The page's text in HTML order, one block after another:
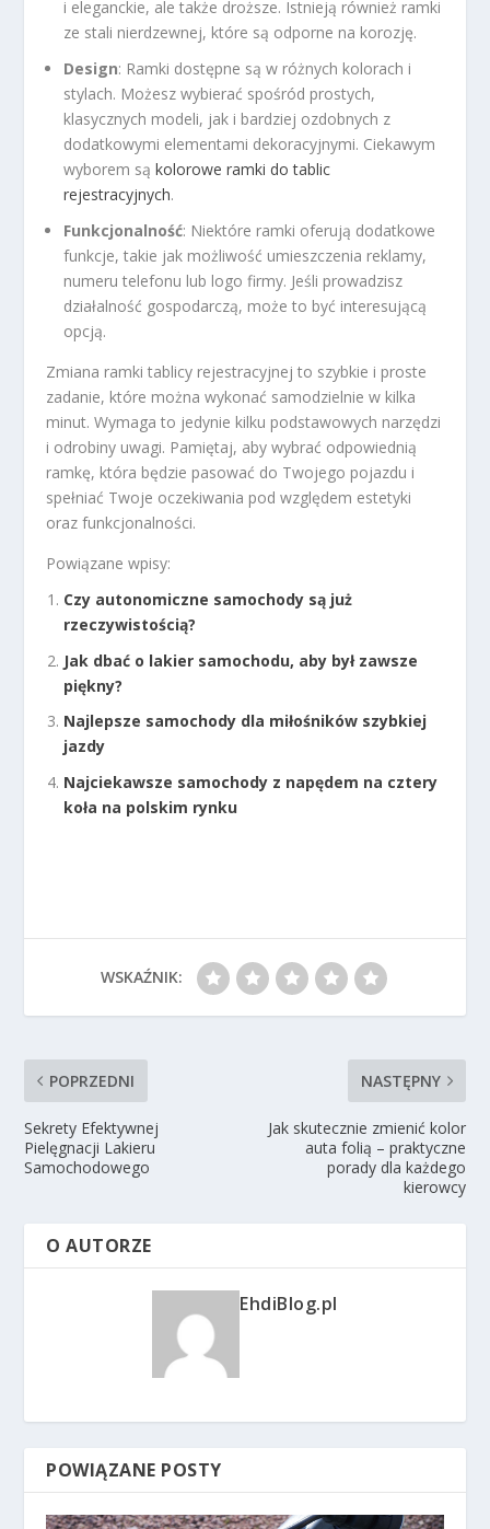
i eleganckie, ale także droższe. Istnieją również ramki
ze stali nierdzewnej, które są odporne na korozję.
Design: Ramki dostępne są w różnych kolorach i
stylach. Możesz wybierać spośród prostych,
klasycznych modeli, jak i bardziej ozdobnych z
dodatkowymi elementami dekoracyjnymi. Ciekawym
wyborem sąkolorowe ramki do tablic
rejestracyjnych.
Funkcjonalność: Niektóre ramki oferują dodatkowe
funkcje, takie jak możliwość umieszczenia reklamy,
numeru telefonu lub logo firmy. Jeśli prowadzisz
działalność gospodarczą, może to być interesującą
opcją.
Zmiana ramki tablicy rejestracyjnej to szybkie i proste
zadanie, które można wykonać samodzielnie w kilka
minut. Wymaga to jedynie kilku podstawowych narzędzi
i odrobiny uwagi. Pamiętaj, aby wybrać odpowiednią
ramkę, która będzie pasować do Twojego pojazdu i
spełniać Twoje oczekiwania pod względem estetyki
oraz funkcjonalności.
Powiązane wpisy:
Czy autonomiczne samochody są już
rzeczywistością?
Jak dbać o lakier samochodu, aby był zawsze
piękny?
Najlepsze samochody dla miłośników szybkiej
jazdy
Najciekawsze samochody z napędem na cztery
koła na polskim rynku
WSKAŹNIK:
POPRZEDNI
Sekrety Efektywnej
Pielęgnacji Lakieru
Samochodowego
NASTĘPNY
Jak skutecznie zmienić kolor
auta folią – praktyczne
porady dla każdego
kierowcy
O AUTORZE
EhdiBlog.pl
POWIĄZANE POSTY